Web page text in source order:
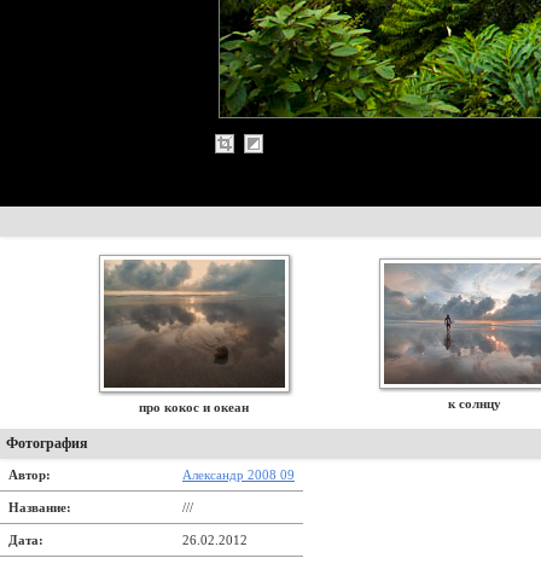
про кокос и океан к солнцу
Фотография
Автор: Александр 2008 09
Название: ///
Дата: 26.02.2012